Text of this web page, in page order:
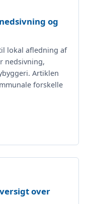
og
lokal afledning af
nedsivning,
Artiklen
forskelle
over